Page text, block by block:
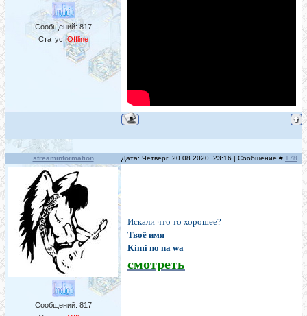
Сообщений:817
Статус:Offline
streaminformation Дата: Четверг, 20.08.2020, 23:16 | Сообщение # 178
Сообщений: 817
Искали что то хорошее?
Твоё имя
Kimi no na wa
смотреть